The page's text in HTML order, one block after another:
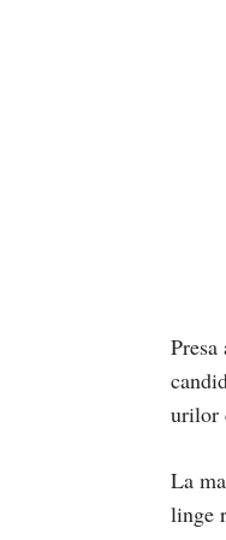
urilor
La
linge